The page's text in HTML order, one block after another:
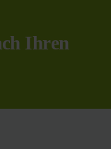
Ihren